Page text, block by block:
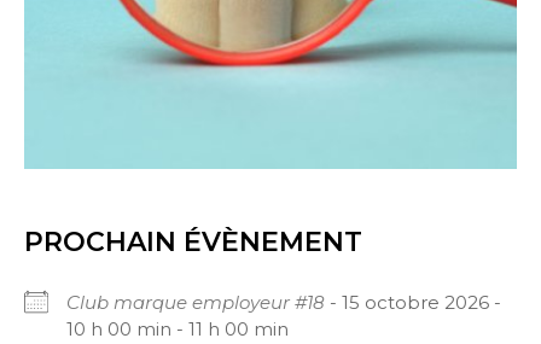
PROCHAIN ÉVÈNEMENT
Club marque employeur #18 - 15 octobre 2026 -
10 h 00 min - 11 h 00 min